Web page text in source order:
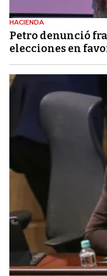
HACIENDA
Petro denunció
elecciones en